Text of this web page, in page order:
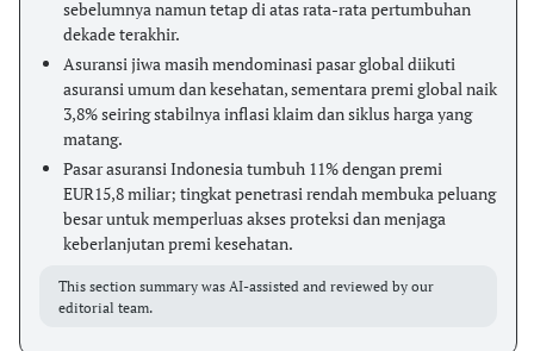
sebelumnya namun tetap di atas rata-rata pertumbuhan
dekade terakhir.
Asuransi jiwa masih mendominasi pasar global diikuti
asuransi umum dan kesehatan, sementara premi global naik
3,8% seiring stabilnya inflasi klaim dan siklus harga yang
matang.
Pasar asuransi Indonesia tumbuh 11% dengan premi
EUR15,8 miliar; tingkat penetrasi rendah membuka peluang
besar untuk memperluas akses proteksi dan menjaga
keberlanjutan premi kesehatan.
This section summary was AI-assisted and reviewed by our
editorial team.